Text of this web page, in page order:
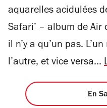
aquarelles acidulées
Safari’ – album de Air
il n’y a qu’un pas.
l’autre, et vice versa...
En